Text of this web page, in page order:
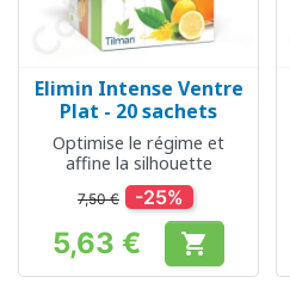
Elimin Intense Ventre
Plat - 20 sachets
Optimise le régime et
affine la silhouette
7,50 € -25%
Prix
5,63 € 